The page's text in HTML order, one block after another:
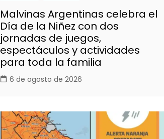
Malvinas Argentinas celebra el
Día de la Niñez con dos
jornadas de juegos,
espectáculos y actividades
para toda la familia
6 de agosto de 2026